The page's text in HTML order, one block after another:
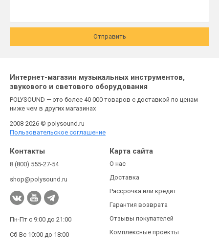
Отправить
Интернет-магазин музыкальных инструментов,
звукового и светового оборудования
POLYSOUND — это более 40 000 товаров с доставкой по ценам
ниже чем в других магазинах
2008-2026 © polysound.ru
Пользовательское соглашение
Контакты
8 (800) 555-27-54
shop@polysound.ru
Пн-Пт с 9:00 до 21:00
Сб-Вс 10:00 до 18:00
Карта сайта
О нас
Доставка
Рассрочка или кредит
Гарантия возврата
Отзывы покупателей
Комплексные проекты